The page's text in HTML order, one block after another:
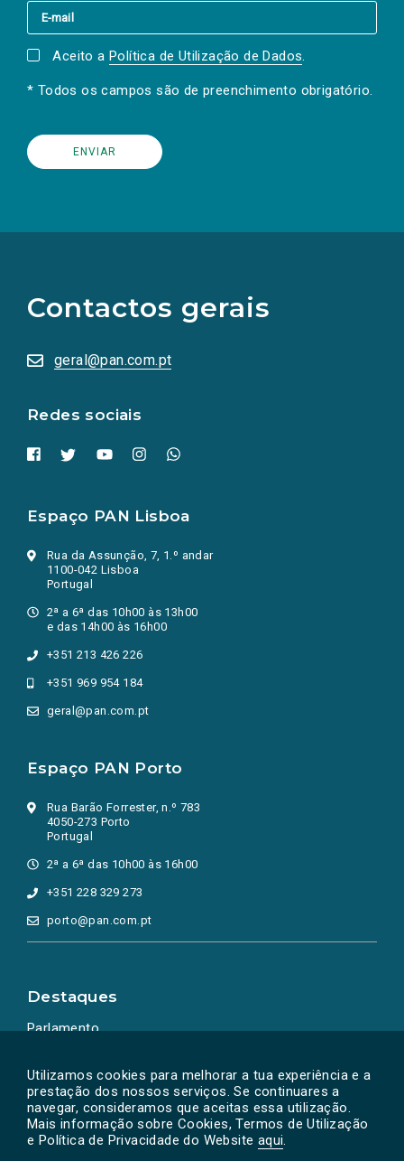
Utilizamos cookies para melhorar a tua experiência e a
prestação dos nossos serviços. Se continuares a
navegar, consideramos que aceitas essa utilização.
Mais informação sobre Cookies, Termos de Utilização
e Política de Privacidade do Website aqui.
Aceito a Política de Utilização de Dados.
* Todos os campos são de preenchimento obrigatório.
Contactos gerais
geral@pan.com.pt
Redes sociais
redes
sociais
numa
nova
Espaço PAN Lisboa
Rua da Assunção, 7, 1.º andar
1100-042 Lisboa
Portugal
2ª a 6ª das 10h00 às 13h00
e das 14h00 às 16h00
+351 213 426 226
+351 969 954 184
geral@pan.com.pt
Espaço PAN Porto
Rua Barão Forrester, n.º 783
4050-273 Porto
Portugal
2ª a 6ª das 10h00 às 16h00
+351 228 329 273
porto@pan.com.pt
Destaques
Parlamento